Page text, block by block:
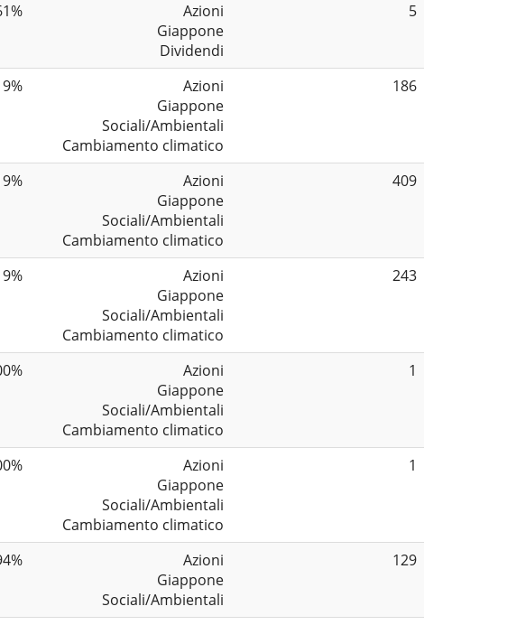
Azioni
Giappone
Dividendi
5
Azioni
Giappone
Sociali/Ambientali
Cambiamento climatico
186
Azioni
Giappone
Sociali/Ambientali
Cambiamento climatico
409
Azioni
Giappone
Sociali/Ambientali
Cambiamento climatico
243
Azioni
Giappone
Sociali/Ambientali
Cambiamento climatico
1
Azioni
Giappone
Sociali/Ambientali
Cambiamento climatico
1
Azioni
Giappone
Sociali/Ambientali
129